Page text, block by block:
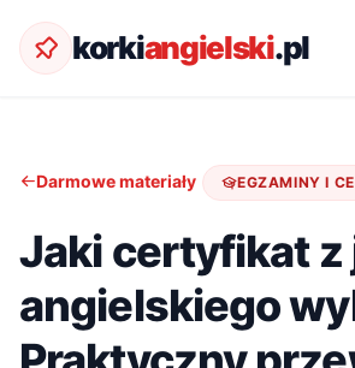
korkiangielski.pl
Darmowe materiały EGZAMINY I
Jaki certyfikat z
angielskiego